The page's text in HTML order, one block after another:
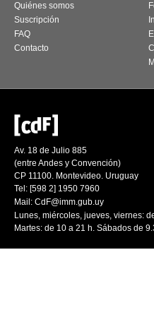
Quiénes somos
Suscripción
FAQ
Contacto
Av. 18 de Julio 885
(entre Andes y Convención)
CP 11100. Montevideo. Uruguay
Tel: [598 2] 1950 7960
Mail: CdF@imm.gub.uy
Lunes, miércoles, jueves, viernes:
Martes: de 10 a 21 h. Sábados de